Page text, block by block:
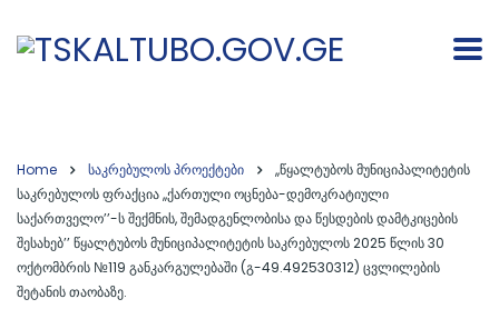
Home საკრებულოს პროექტები
,,წყალტუბოს მუნიციპალიტეტის
საკრებულოს ფრაქცია ,,ქართული ოცნება-დემოკრატიული
საქართველო’’-ს შექმნის, შემადგენლობისა და წესდების დამტკიცების
შესახებ’’ წყალტუბოს მუნიციპალიტეტის საკრებულოს 2025 წლის 30
ოქტომბრის №119 განკარგულებაში (გ-49.492530312) ცვლილების
შეტანის თაობაზე.